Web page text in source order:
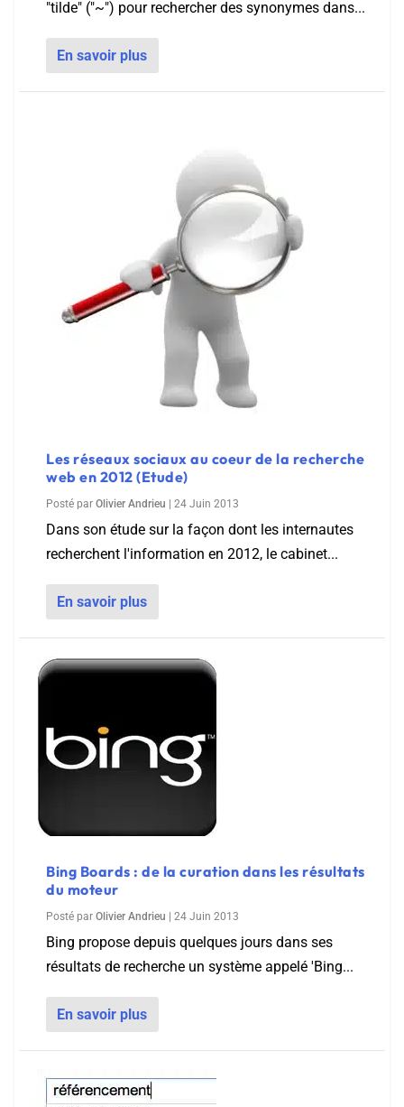
"tilde" ("~") pour rechercher des synonymes dans...
En savoir plus
Les réseaux sociaux au coeur de la recherche
web en 2012 (Etude)
Posté par Olivier Andrieu 24 Juin 2013
Dans son étude sur la façon dont les internautes
recherchent l'information en 2012, le cabinet...
En savoir plus
Bing Boards : de la curation dans les résultats
du moteur
Posté par Olivier Andrieu 24 Juin 2013
Bing propose depuis quelques jours dans ses
résultats de recherche un système appelé 'Bing...
En savoir plus